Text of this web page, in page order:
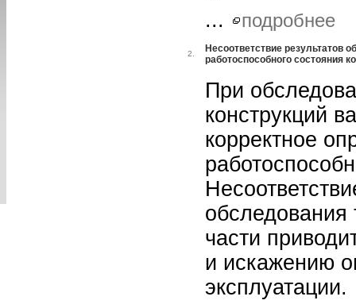
...
подробнее
2.
Несоответствие результатов
работоспособного состояния
При
конструкций
корректное
части
и искажению
эксплуатации.